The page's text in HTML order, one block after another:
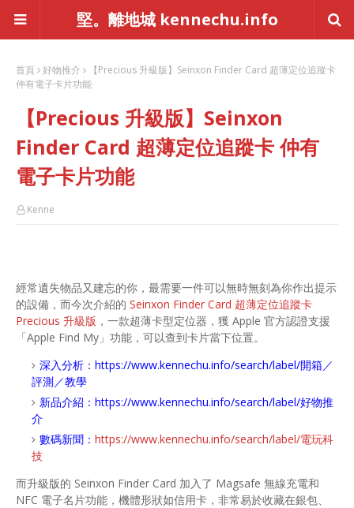
堅。離地城 kennechu.info
首頁 好物推介
【Precious 升級版】Seinxon Finder Card 超薄定位追蹤卡
仲有電子卡片功能
【Precious 升級版】Seinxon
Finder Card 超薄定位追蹤卡 仲有
電子卡片功能
Kenne
經常遺失物品又建忘的你，最需要一件可以無時無刻為你作出提示
的設備，而今次介紹的 Seinxon Finder Card 超薄定位追蹤卡
Precious 升級版 ，一款超薄卡型定位器，獲 Apple 官方認證支援
「Apple Find My」功能，可以查到卡片當下位置。
深入分析： https://www.kennechu.info/search/label/開箱／
評測／教學
新品介紹： https://www.kennechu.info/search/label/好物推
介
數碼新聞： https://www.kennechu.info/search/label/電玩科
技
而升級版的 Seinxon Finder Card 加入了 Magsafe 無線充電和
NFC 電子名片功能，機體形狀如信用卡，非常易於收藏在銀包、